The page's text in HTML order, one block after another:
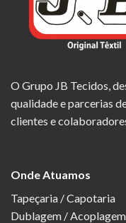
O Grupo JB Tecidos,
qualidade e parcerias
clientes e
Onde Atuamos
Tapeçaria / Capotaria
Dublagem / Acoplagem